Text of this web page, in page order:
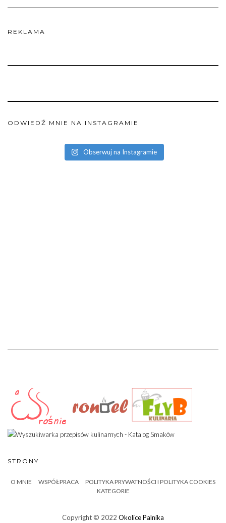
REKLAMA
ODWIEDŹ MNIE NA INSTAGRAMIE
Obserwuj na Instagramie
STRONY
O MNIE WSPÓŁPRACA
POLITYKA PRYWATNOŚCI I POLITYKA COOKIES
KATEGORIE
Copyright © 2022 Okolice Palnika